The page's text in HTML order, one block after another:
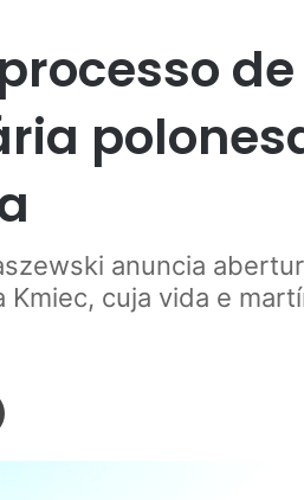
anuncia
Kmiec, cuja vida e